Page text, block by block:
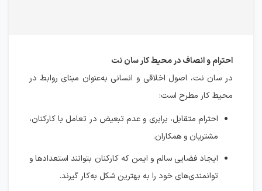
احترام و انصاف در محیط کار سان نت
در سان نت، اصول اخلاقی و انسانی به‌عنوان مبنای روابط در
محیط کار مطرح است:
احترام متقابل، برابری و عدم تبعیض در تعامل با کارکنان،
مشتریان و همکاران.
ایجاد فضایی سالم و ایمن که کارکنان بتوانند استعدادها و
توانمندی‌های خود را به بهترین شکل به‌کار گیرند.